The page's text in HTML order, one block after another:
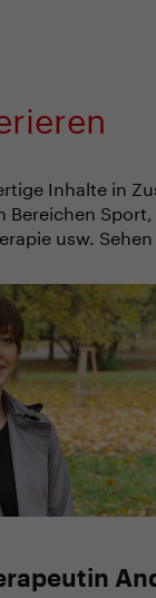
Inhalte in
Bereichen
usw.